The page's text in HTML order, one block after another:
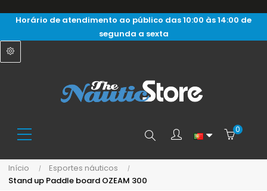
Horário de atendimento ao público das 10:00 às 14:00 de
segunda a sexta
Search
here...
0
Início
Esportes náuticos
Stand up Paddle board OZEAM 300